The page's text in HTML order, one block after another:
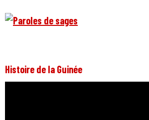
Histoire de la Guinée